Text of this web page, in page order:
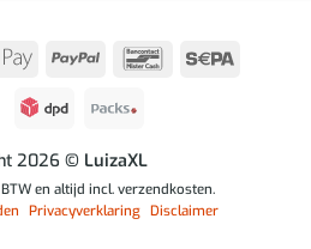
Apple
PayPal BancontactSepa
2026 © LuizaXL
en altijd incl. verzendkosten.
Privacyverklaring Disclaimer